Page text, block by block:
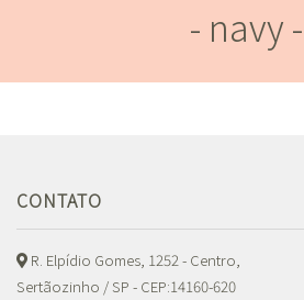
- navy -
CONTATO
R. Elpídio Gomes, 1252 - Centro,
Sertãozinho / SP - CEP:14160-620